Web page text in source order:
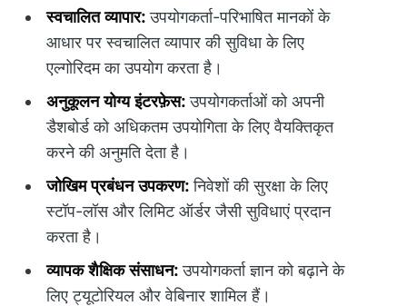
स्वचालित व्यापार:उपयोगकर्ता-परिभाषित मानकों के
आधार पर स्वचालित व्यापार की सुविधा के लिए
एल्गोरिदम का उपयोग करता है।
अनुकूलन योग्य इंटरफ़ेस:उपयोगकर्ताओं को अपनी
डैशबोर्ड को अधिकतम उपयोगिता के लिए वैयक्तिकृत
करने की अनुमति देता है।
जोखिम प्रबंधन उपकरण:निवेशों की सुरक्षा के लिए
स्टॉप-लॉस और लिमिट ऑर्डर जैसी सुविधाएं प्रदान
करता है।
व्यापक शैक्षिक संसाधन:उपयोगकर्ता ज्ञान को बढ़ाने के
लिए ट्यूटोरियल और वेबिनार शामिल हैं।